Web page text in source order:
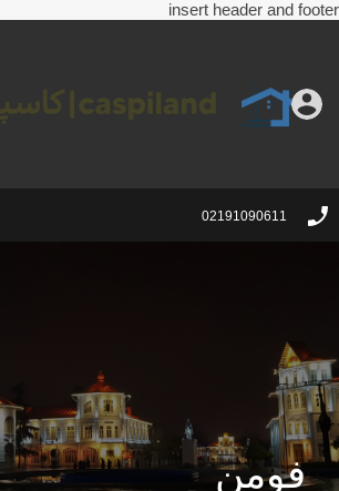
insert header and footer
02191090611
فومن